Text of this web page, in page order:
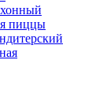
пиццы